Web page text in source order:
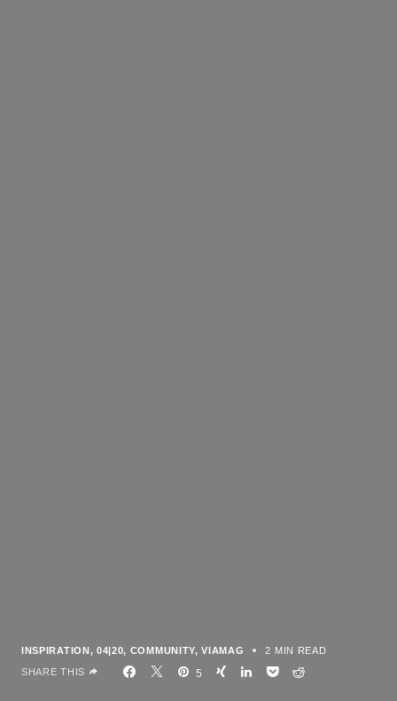
INSPIRATION 04|20 COMMUNITY VIAMAG 2 MIN READ
5
SHARE THIS